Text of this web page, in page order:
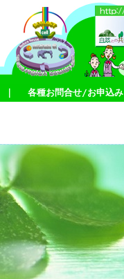
各種お問合せ/お申込み